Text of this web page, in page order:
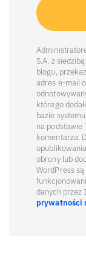
S.A. z
blogu,
adres e-mail
którego
bazie
na podstawie
komentarza.
obrony lub
WordPress
danych przez
prywatności